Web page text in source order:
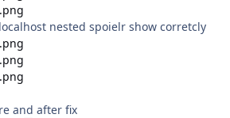
nested spoielr show corretcly
and after fix